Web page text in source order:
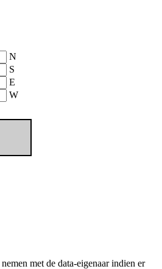
N
S
E
W
met de data-eigenaar indien er